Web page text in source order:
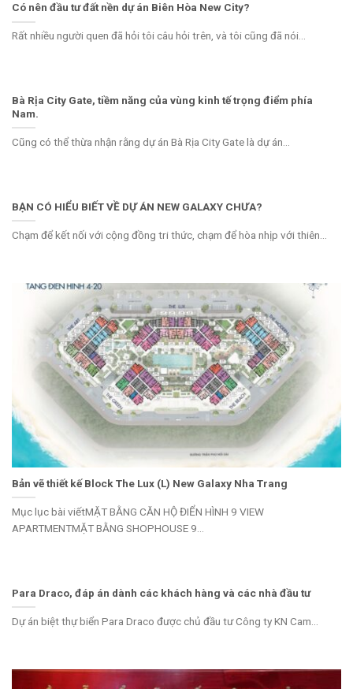
Có nên đầu tư đất nền dự án Biên Hòa New City?
Rất nhiều người quen đã hỏi tôi câu hỏi trên, và tôi cũng đã nói...
Bà Rịa City Gate, tiềm năng của vùng kinh tế trọng điểm phía
Nam.
Cũng có thể thừa nhận rằng dự án Bà Rịa City Gate là dự án...
BẠN CÓ HIỂU BIẾT VỀ DỰ ÁN NEW GALAXY CHƯA?
Chạm để kết nối với cộng đồng tri thức, chạm để hòa nhịp với thiên...
Bản vẽ thiết kế Block The Lux (L) New Galaxy Nha Trang
Mục lục bài viếtMẶT BẰNG CĂN HỘ ĐIỂN HÌNH 9 VIEW
APARTMENTMẶT BẰNG SHOPHOUSE 9...
Para Draco, đáp án dành các khách hàng và các nhà đầu tư
Dự án biệt thự biển Para Draco được chủ đầu tư Công ty KN Cam...